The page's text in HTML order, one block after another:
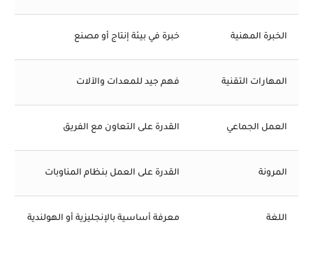
الخبرة المهنية خبرة في بيئة إنتاج أو مصنع
المهارات التقنية فهم جيد للمعدات والآلات
العمل الجماعي القدرة على التعاون مع الفريق
المرونة القدرة على العمل بنظام المناوبات
اللغة معرفة أساسية بالإنجليزية أو الهولندية